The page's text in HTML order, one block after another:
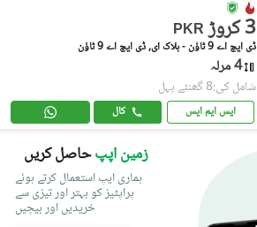
PKR 3 کروڑ
ڈی ایچ اے 9 ٹاؤن - بلاک ای, ڈی ایچ اے 9 ٹاؤن
4 مرلہ
شامل کی:8 گھنٹے پہل
ایس ایم ایس کال
زمین اپپحاصل کریں
ہماری ایپ استعمال کرتے ہوئے
پراپٹیز کو بہتر اور تیزی سے
خریدیں اور بیچیں